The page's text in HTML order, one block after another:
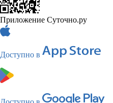
Приложение Суточно.ру
Доступно в